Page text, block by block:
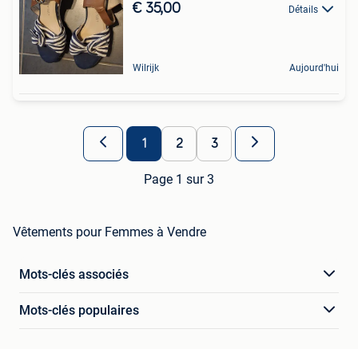
€ 35,00 Détails
Wilrijk Aujourd'hui
1 2 3
Page 1 sur 3
Vêtements pour Femmes à Vendre
Mots-clés associés
Mots-clés populaires